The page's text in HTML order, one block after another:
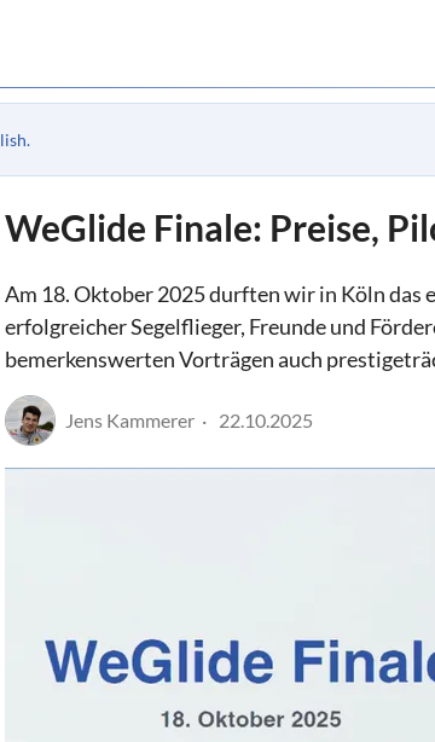
WeGlide Finale: Preise,
Am 18. Oktober 2025 durften wir in Köln das
erfolgreicher Segelflieger, Freunde und
bemerkenswerten Vorträgen auch
Jens Kammerer 22.10.2025